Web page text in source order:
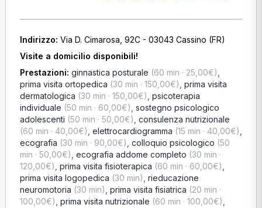
Indirizzo: Via D. Cimarosa, 92C - 03043 Cassino (FR)
Visite a domicilio disponibili!
Prestazioni: ginnastica posturale (60 min · 25,00€)
prima visita ortopedica (30 min · 150,00€) prima visita
dermatologica (30 min · 150,00€) psicoterapia
individuale (50 min · 60,00€) sostegno psicologico
adolescenti (50 min · 50,00€) consulenza nutrizionale
(60 min · 40,00€) elettrocardiogramma (15 min · 40,00€)
ecografia (30 min · 90,00€) colloquio psicologico (50
min · 50,00€) ecografia addome completo (30 min ·
120,00€) prima visita fisioterapica (60 min · 60,00€)
prima visita logopedica (30 min) rieducazione
neuromotoria (30 min) prima visita fisiatrica (20 min ·
100,00€) prima visita nutrizionale (60 min · 100,00€)